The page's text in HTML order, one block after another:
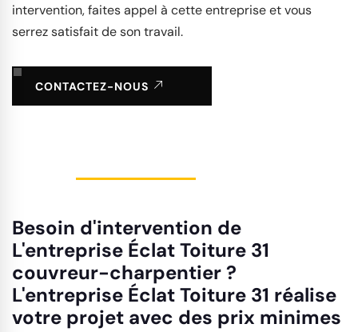
intervention, faites appel à cette entreprise et vous
serrez satisfait de son travail.
CONTACTEZ-NOUS
Besoin d'intervention de
L'entreprise Éclat Toiture 31
couvreur-charpentier ?
L'entreprise Éclat Toiture 31 réalise
votre projet avec des prix minimes